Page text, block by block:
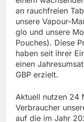
an rauchfreien
unsere Vapour-
glo und unsere
Pouches). Diese
haben seit ihrer
einen
GBP erzielt.
Aktuell nutzen 24
Verbraucher
auf die im Jahr